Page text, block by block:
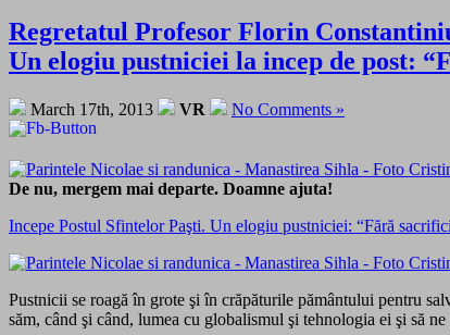
Regretatul Profesor Florin
Un elogiu pustniciei la incep de post:
March 17th, 2013 VR No Comments »
De nu, mergem mai departe. Doamne ajuta!
Incepe Postul Sfintelor Paşti. Un elogiu pustniciei: “Fără
Pustnicii se roa­gă în grote şi în crăpăturile pă­mân­tului pentru
săm, când şi când, lu­mea cu globalismul şi tehnologia ei şi să